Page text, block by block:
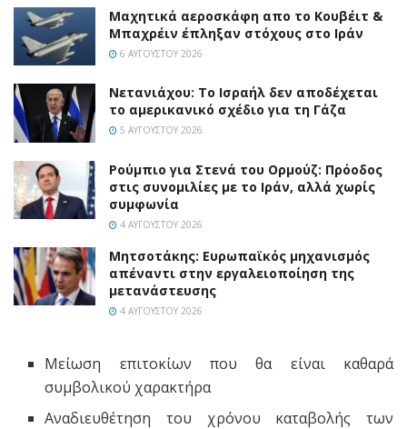
Mαχητικά αεροσκάφη απο το Κουβέιτ &
Μπαχρέιν έπληξαν στόχους στο Ιράν
6 ΑΥΓΟΎΣΤΟΥ 2026
Νετανιάχου: Το Ισραήλ δεν αποδέχεται
το αμερικανικό σχέδιο για τη Γάζα
5 ΑΥΓΟΎΣΤΟΥ 2026
Ρούμπιο για Στενά του Ορμούζ: Πρόοδος
στις συνομιλίες με το Ιράν, αλλά χωρίς
συμφωνία
4 ΑΥΓΟΎΣΤΟΥ 2026
Μητσοτάκης: Ευρωπαϊκός μηχανισμός
απέναντι στην εργαλειοποίηση της
μετανάστευσης
4 ΑΥΓΟΎΣΤΟΥ 2026
Μείωση επιτοκίων που θα είναι καθαρά
συμβολικού χαρακτήρα
Αναδιευθέτηση του χρόνου καταβολής των